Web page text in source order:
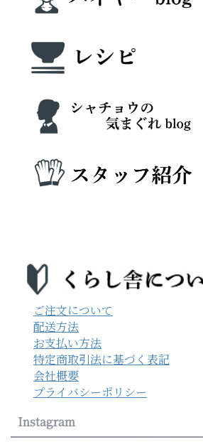
ご注文について
配送方法
お支払い方法
特定商取引法に基づく表記
会社概要
プライバシーポリシー
Instagram